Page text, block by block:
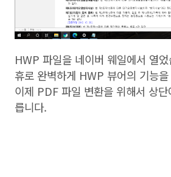
HWP 파일을 네이버 웨일에서 열
휴로 완벽하게 HWP 뷰어의 기능
이제 PDF 파일 변환을 위해서 상
릅니다.